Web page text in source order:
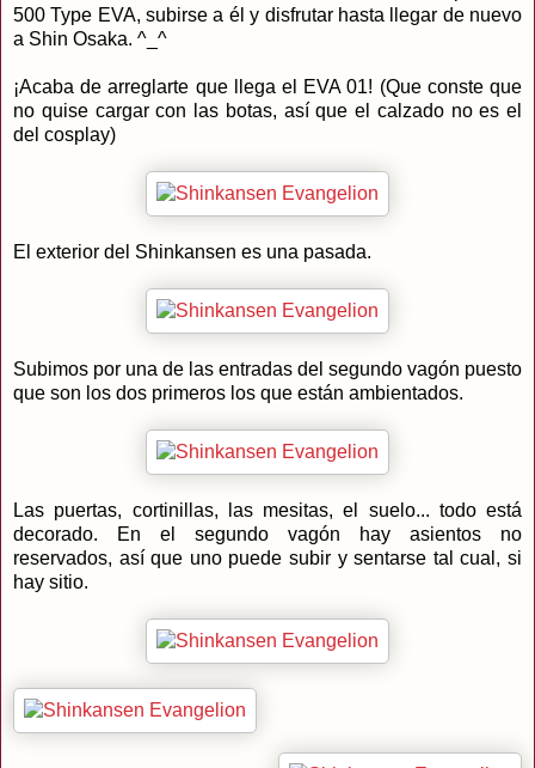
500 Type EVA, subirse a él y disfrutar hasta llegar de nuevo
a Shin Osaka. ^_^
¡Acaba de arreglarte que llega el EVA 01! (Que conste que
no quise cargar con las botas, así que el calzado no es el
del cosplay)
El exterior del Shinkansen es una pasada.
Subimos por una de las entradas del segundo vagón puesto
que son los dos primeros los que están ambientados.
Las puertas, cortinillas, las mesitas, el suelo... todo está
decorado. En el segundo vagón hay asientos no
reservados, así que uno puede subir y sentarse tal cual, si
hay sitio.